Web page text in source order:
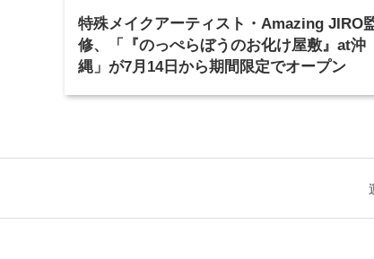
特殊メイクアーティスト・Amazing JIRO
修、「『のっぺらぼうのお化け屋敷』at沖
縄」が7月14日から期間限定でオープン